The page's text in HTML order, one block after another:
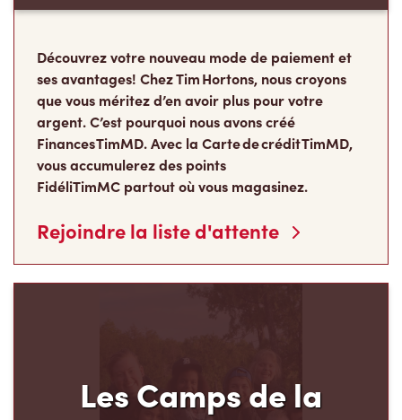
Découvrez votre nouveau mode de paiement et
ses avantages! Chez Tim Hortons, nous croyons
que vous méritez d’en avoir plus pour votre
argent. C’est pourquoi nous avons créé
Finances TimMD. Avec la Carte de crédit TimMD,
vous accumulerez des points
FidéliTimMC partout où vous magasinez.
Rejoindre la liste d'attente
Les Camps de la